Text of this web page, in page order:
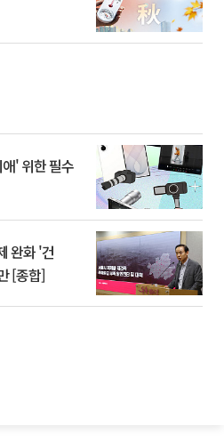
' 위한 필수
완화 '건
[종합]